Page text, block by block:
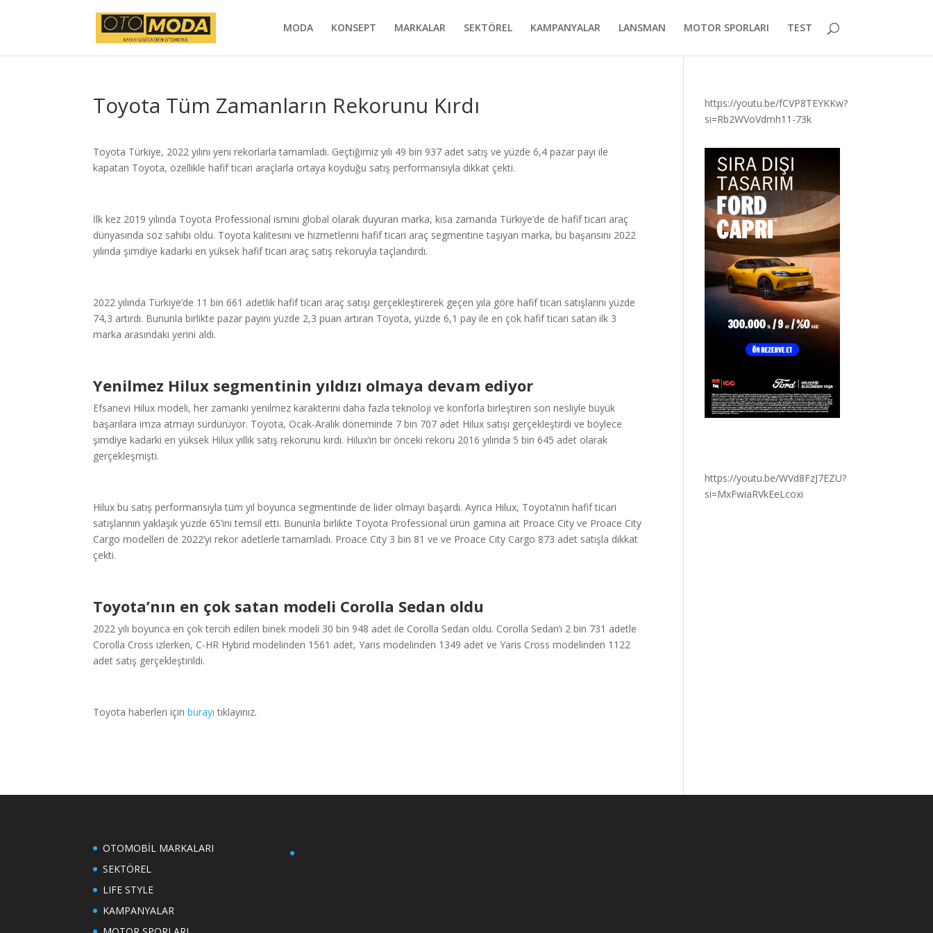
MODA KONSEPT MARKALAR SEKTÖREL KAMPANYALAR LANSMAN MOTOR SPORLARI TEST
Toyota Tüm Zamanların Rekorunu Kırdı
Toyota Türkiye, 2022 yılını yeni rekorlarla tamamladı. Geçtiğimiz yılı 49 bin 937 adet satış ve yüzde 6,4 pazar payı ile
kapatan Toyota, özellikle hafif ticari araçlarla ortaya koyduğu satış performansıyla dikkat çekti.
İlk kez 2019 yılında Toyota Professional ismini global olarak duyuran marka, kısa zamanda Türkiye’de de hafif ticari araç
dünyasında söz sahibi oldu. Toyota kalitesini ve hizmetlerini hafif ticari araç segmentine taşıyan marka, bu başarısını 2022
yılında şimdiye kadarki en yüksek hafif ticari araç satış rekoruyla taçlandırdı.
2022 yılında Türkiye’de 11 bin 661 adetlik hafif ticari araç satışı gerçekleştirerek geçen yıla göre hafif ticari satışlarını yüzde
74,3 artırdı. Bununla birlikte pazar payını yüzde 2,3 puan artıran Toyota, yüzde 6,1 pay ile en çok hafif ticari satan ilk 3
marka arasındaki yerini aldı.
Yenilmez Hilux segmentinin yıldızı olmaya devam ediyor
Efsanevi Hilux modeli, her zamanki yenilmez karakterini daha fazla teknoloji ve konforla birleştiren son nesliyle büyük
başarılara imza atmayı sürdürüyor. Toyota, Ocak-Aralık döneminde 7 bin 707 adet Hilux satışı gerçekleştirdi ve böylece
şimdiye kadarki en yüksek Hilux yıllık satış rekorunu kırdı. Hilux’ın bir önceki rekoru 2016 yılında 5 bin 645 adet olarak
gerçekleşmişti.
Hilux bu satış performansıyla tüm yıl boyunca segmentinde de lider olmayı başardı. Ayrıca Hilux, Toyota’nın hafif ticari
satışlarının yaklaşık yüzde 65’ini temsil etti. Bununla birlikte Toyota Professional ürün gamına ait Proace City ve Proace City
Cargo modelleri de 2022’yi rekor adetlerle tamamladı. Proace City 3 bin 81 ve ve Proace City Cargo 873 adet satışla dikkat
çekti.
Toyota’nın en çok satan modeli Corolla Sedan oldu
2022 yılı boyunca en çok tercih edilen binek modeli 30 bin 948 adet ile Corolla Sedan oldu. Corolla Sedan’ı 2 bin 731 adetle
Corolla Cross izlerken, C-HR Hybrid modelinden 1561 adet, Yaris modelinden 1349 adet ve Yaris Cross modelinden 1122
adet satış gerçekleştirildi.
Toyota haberleri içinburayı tıklayınız.
https://youtu.be/fCVP8TEYKKw?
si=Rb2WVoVdmh11-73k
https://youtu.be/WVd8FzJ7EZU?
si=MxFwiaRVkEeLcoxi
OTOMOBİL MARKALARI
SEKTÖREL
LIFE STYLE
KAMPANYALAR